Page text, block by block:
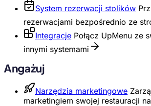
System rezerwacji stolików
rezerwacjami bezpośrednio ze
Integracje Połącz UpMenu ze
innymi systemami
Angażuj
Narzędzia marketingowe
marketingiem swojej restauracji